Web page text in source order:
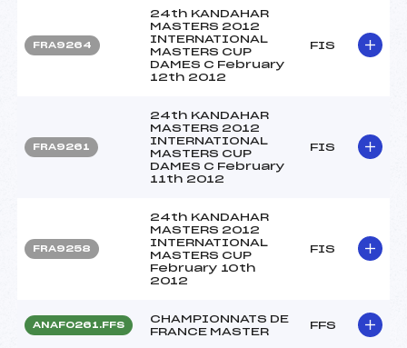
FRA9264
24th KANDAHAR
MASTERS 2012
INTERNATIONAL
MASTERS CUP
DAMES C February
12th 2012
FIS
FRA9261
24th KANDAHAR
MASTERS 2012
INTERNATIONAL
MASTERS CUP
DAMES C February
11th 2012
FIS
FRA9258
24th KANDAHAR
MASTERS 2012
INTERNATIONAL
MASTERS CUP
February 10th
2012
FIS
ANAF0261.FFS
CHAMPIONNATS DE
FRANCE MASTER
FFS